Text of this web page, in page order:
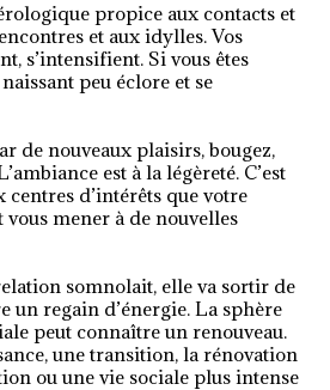
et aux idylles. Vos
s’intensifient. Si vous êtes
peu éclore et se
de nouveaux plaisirs, bougez,
est à la légèreté. C’est
centres d’intérêts que votre
mener à de nouvelles
somnolait, elle va sortir de
un regain d’énergie. La sphère
peut connaître un renouveau.
une transition, la rénovation
ou une vie sociale plus intense